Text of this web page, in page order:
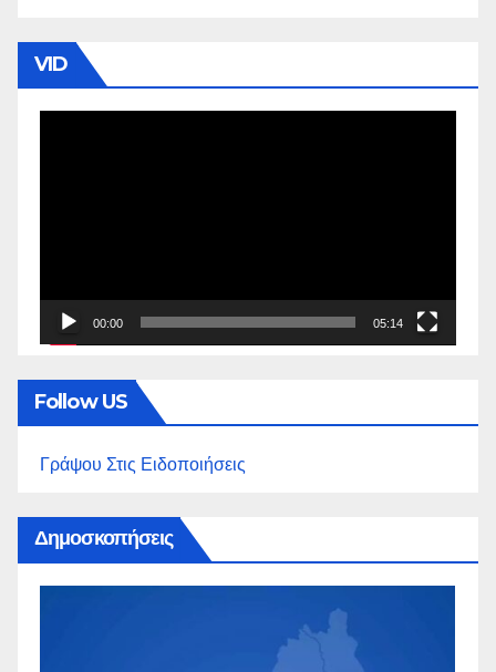
VID
00:00 05:14
Follow US
Γράψου Στις Ειδοποιήσεις
Δημοσκοπήσεις